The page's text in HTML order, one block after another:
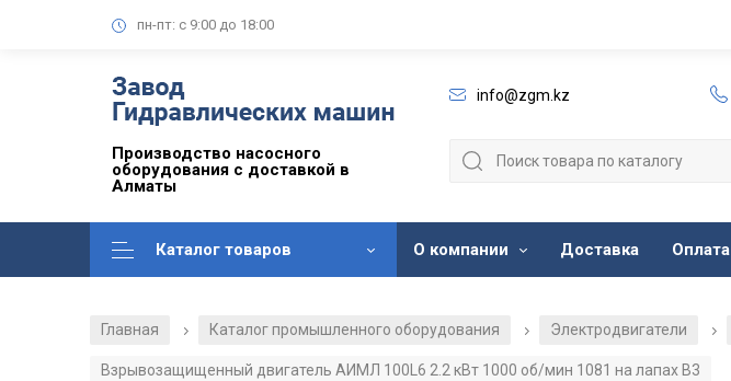
пн-пт: с 9:00 до 18:00
Производство насосного
оборудования с доставкой в
Алматы
info@zgm.kz
Каталог товаров О компании Доставка Оплата
Главная / Каталог промышленного оборудования / Электродвигатели /
Взрывозащищенный двигатель АИМЛ 100L6 2.2 кВт 1000 об/мин 1081 на лапах В3